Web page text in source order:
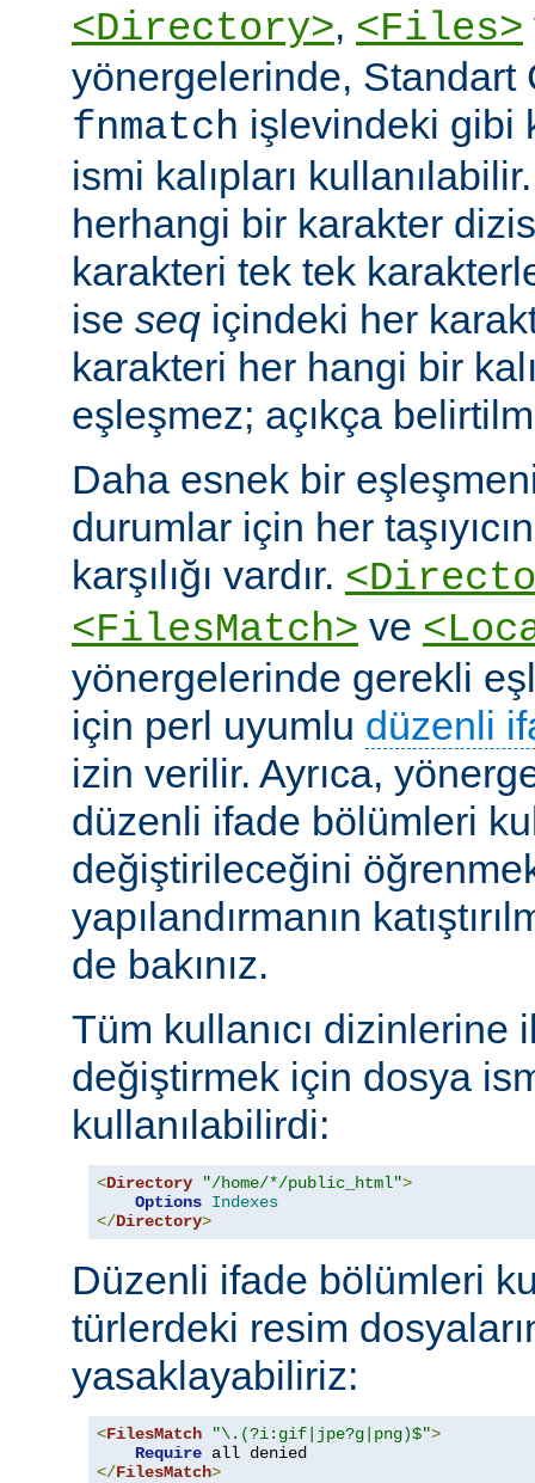
<Directory>, <Files>
yönergelerinde, Standart
fnmatch işlevindeki gibi
ismi kalıpları
herhangi bir karakter
karakteri tek tek
ise seq içindeki her
karakteri her hangi bir
eşleşmez; açıkça
Daha esnek bir
durumlar için her
karşılığı vardır.
<FilesMatch> ve
yönergelerinde gerekli
için perl uyumlu düzenli
izin verilir. Ayrıca,
düzenli ifade bölümleri
değiştirileceğini
yapılandırmanın
de bakınız.
Tüm kullanıcı dizinlerine
değiştirmek için dosya
kullanılabilirdi:
<Directory "/home/*/public_html">
Options Indexes
</Directory>
Düzenli ifade bölümleri
türlerdeki resim
yasaklayabiliriz:
<FilesMatch "\.(?i:gif|jpe?g|png)$">
Require
</FilesMatch>